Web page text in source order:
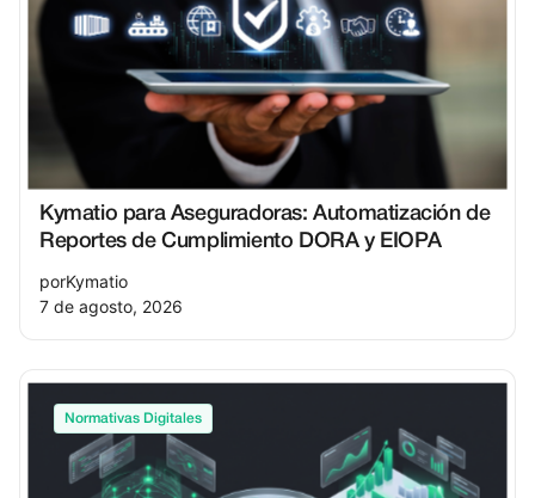
Kymatio para Aseguradoras: Automatización de
Reportes de Cumplimiento DORA y EIOPA
porKymatio
7 de agosto, 2026
Normativas Digitales